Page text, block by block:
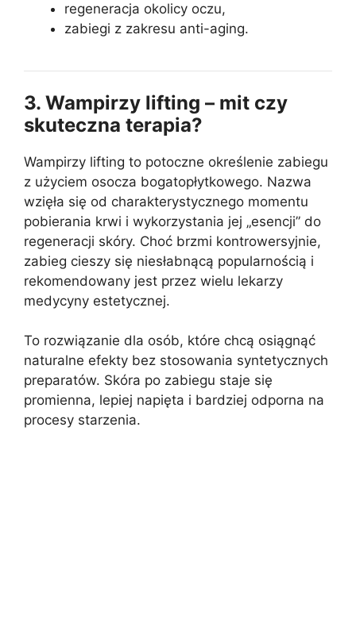
regeneracja okolicy oczu,
zabiegi z zakresu anti-aging.
3. Wampirzy lifting – mit czy
skuteczna terapia?
Wampirzy lifting to potoczne określenie zabiegu
z użyciem osocza bogatopłytkowego. Nazwa
wzięła się od charakterystycznego momentu
pobierania krwi i wykorzystania jej „esencji” do
regeneracji skóry. Choć brzmi kontrowersyjnie,
zabieg cieszy się niesłabnącą popularnością i
rekomendowany jest przez wielu lekarzy
medycyny estetycznej.
To rozwiązanie dla osób, które chcą osiągnąć
naturalne efekty bez stosowania syntetycznych
preparatów. Skóra po zabiegu staje się
promienna, lepiej napięta i bardziej odporna na
procesy starzenia.